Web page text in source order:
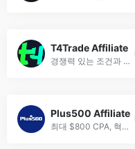
T4Trade Affiliate
경쟁력 있는 조건과 개인화된 지원으로 온라인 수익을 극대화하세요.
Plus500 Affiliate
최대 $800 CPA, 혁신적인 도구와 전담 지원을 제공하는 공식 제휴 프로그램.